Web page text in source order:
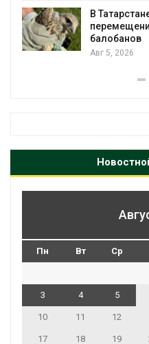
В
балобанов
Авг 5, 2026
Пн Вт Ср
3 4 5
10 11 12
17 18 19